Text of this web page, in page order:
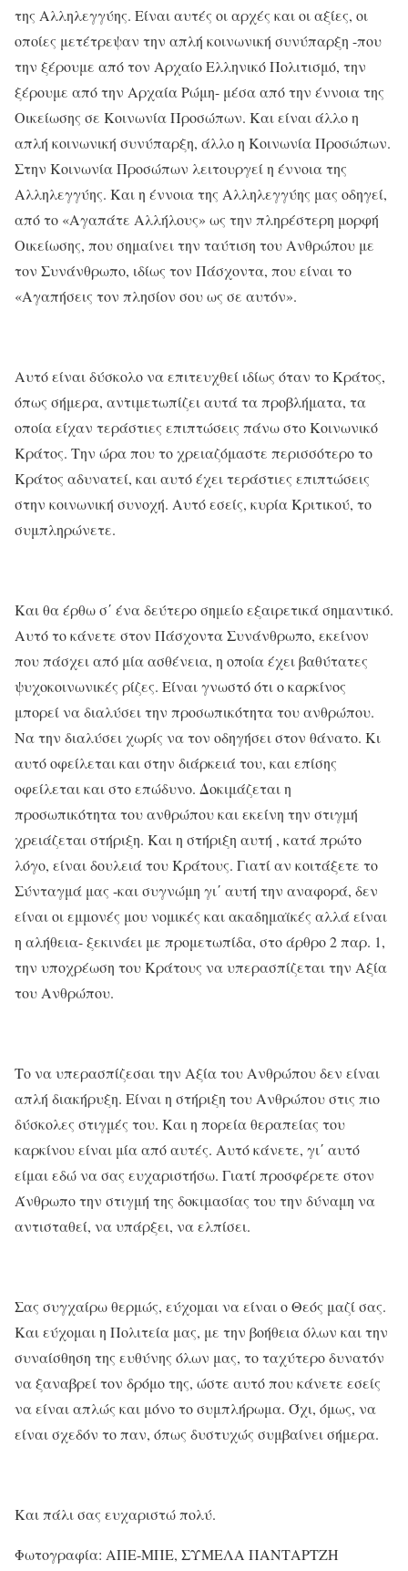
της Αλληλεγγύης. Είναι αυτές οι αρχές και οι αξίες, οι
οποίες μετέτρεψαν την απλή κοινωνική συνύπαρξη -που
την ξέρουμε από τον Αρχαίο Ελληνικό Πολιτισμό, την
ξέρουμε από την Αρχαία Ρώμη- μέσα από την έννοια της
Οικείωσης σε Κοινωνία Προσώπων. Και είναι άλλο η
απλή κοινωνική συνύπαρξη, άλλο η Κοινωνία Προσώπων.
Στην Κοινωνία Προσώπων λειτουργεί η έννοια της
Αλληλεγγύης. Και η έννοια της Αλληλεγγύης μας οδηγεί,
από το «Αγαπάτε Αλλήλους» ως την πληρέστερη μορφή
Οικείωσης, που σημαίνει την ταύτιση του Ανθρώπου με
τον Συνάνθρωπο, ιδίως τον Πάσχοντα, που είναι το
«Αγαπήσεις τον πλησίον σου ως σε αυτόν».
Αυτό είναι δύσκολο να επιτευχθεί ιδίως όταν το Κράτος,
όπως σήμερα, αντιμετωπίζει αυτά τα προβλήματα, τα
οποία είχαν τεράστιες επιπτώσεις πάνω στο Κοινωνικό
Κράτος. Την ώρα που το χρειαζόμαστε περισσότερο το
Κράτος αδυνατεί, και αυτό έχει τεράστιες επιπτώσεις
στην κοινωνική συνοχή. Αυτό εσείς, κυρία Κριτικού, το
συμπληρώνετε.
Και θα έρθω σ΄ ένα δεύτερο σημείο εξαιρετικά σημαντικό.
Αυτό το κάνετε στον Πάσχοντα Συνάνθρωπο, εκείνον
που πάσχει από μία ασθένεια, η οποία έχει βαθύτατες
ψυχοκοινωνικές ρίζες. Είναι γνωστό ότι ο καρκίνος
μπορεί να διαλύσει την προσωπικότητα του ανθρώπου.
Να την διαλύσει χωρίς να τον οδηγήσει στον θάνατο. Κι
αυτό οφείλεται και στην διάρκειά του, και επίσης
οφείλεται και στο επώδυνο. Δοκιμάζεται η
προσωπικότητα του ανθρώπου και εκείνη την στιγμή
χρειάζεται στήριξη. Και η στήριξη αυτή , κατά πρώτο
λόγο, είναι δουλειά του Κράτους. Γιατί αν κοιτάξετε το
Σύνταγμά μας -και συγνώμη γι΄ αυτή την αναφορά, δεν
είναι οι εμμονές μου νομικές και ακαδημαϊκές αλλά είναι
η αλήθεια- ξεκινάει με προμετωπίδα, στο άρθρο 2 παρ. 1,
την υποχρέωση του Κράτους να υπερασπίζεται την Αξία
του Ανθρώπου.
Το να υπερασπίζεσαι την Αξία του Ανθρώπου δεν είναι
απλή διακήρυξη. Είναι η στήριξη του Ανθρώπου στις πιο
δύσκολες στιγμές του. Και η πορεία θεραπείας του
καρκίνου είναι μία από αυτές. Αυτό κάνετε, γι΄ αυτό
είμαι εδώ να σας ευχαριστήσω. Γιατί προσφέρετε στον
Άνθρωπο την στιγμή της δοκιμασίας του την δύναμη να
αντισταθεί, να υπάρξει, να ελπίσει.
Σας συγχαίρω θερμώς, εύχομαι να είναι ο Θεός μαζί σας.
Και εύχομαι η Πολιτεία μας, με την βοήθεια όλων και την
συναίσθηση της ευθύνης όλων μας, το ταχύτερο δυνατόν
να ξαναβρεί τον δρόμο της, ώστε αυτό που κάνετε εσείς
να είναι απλώς και μόνο το συμπλήρωμα. Όχι, όμως, να
είναι σχεδόν το παν, όπως δυστυχώς συμβαίνει σήμερα.
Και πάλι σας ευχαριστώ πολύ.
Φωτογραφία: ΑΠΕ-ΜΠΕ, ΣΥΜΕΛΑ ΠΑΝΤΑΡΤΖΗ